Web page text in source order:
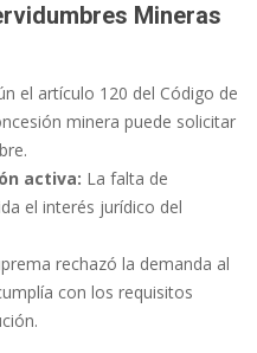
Mineras
el artículo 120 del Código de
minera puede solicitar
activa: La falta de
el interés jurídico del
rechazó la demanda al
con los requisitos